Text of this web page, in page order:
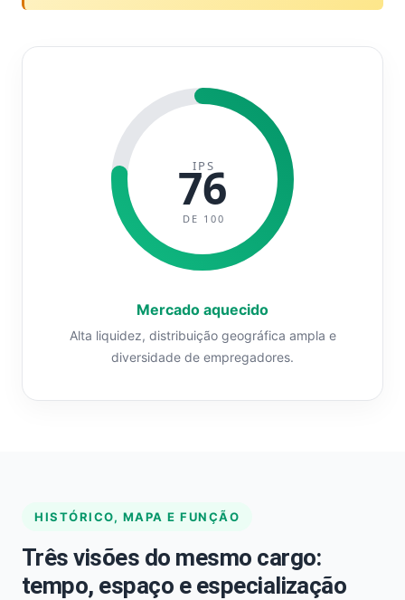
IPS
76
DE 100
Mercado aquecido
Alta liquidez, distribuição geográfica ampla e
diversidade de empregadores.
HISTÓRICO, MAPA E FUNÇÃO
Três visões do mesmo cargo:
tempo, espaço e especialização